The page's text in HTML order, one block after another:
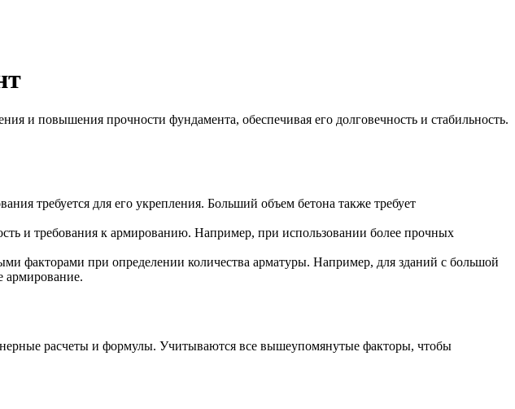
Лента медная
Отводы стальные
Трубы полипропиленовые PP-R
Крепеж шуруп-шпилька
Опоры стальные
и повышения прочности фундамента, обеспечивая его долговечность и стабильность.
требуется для его укрепления. Больший объем бетона также требует
и требования к армированию. Например, при использовании более прочных
факторами при определении количества арматуры. Например, для зданий с большой
армирование.
расчеты и формулы. Учитываются все вышеупомянутые факторы, чтобы